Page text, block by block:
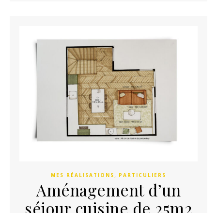
MES RÉALISATIONS , PARTICULIERS
Aménagement d’un
séjour cuisine de 25m2